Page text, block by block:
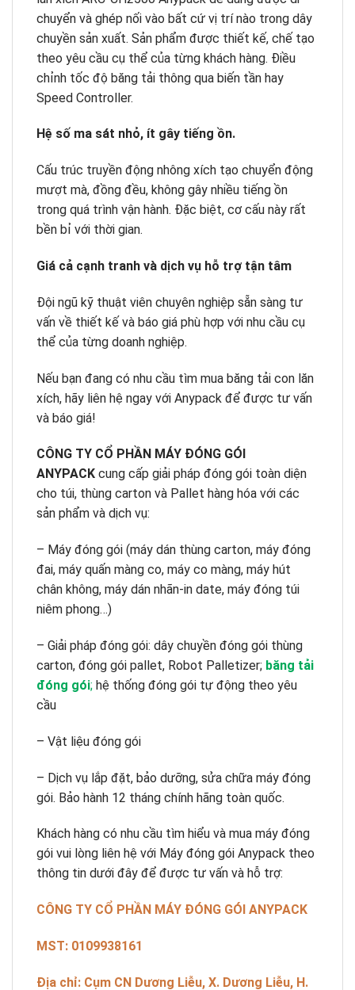
chuyển và ghép nối vào bất cứ vị trí nào trong dây
chuyền sản xuất. Sản phẩm được thiết kế, chế tạo
theo yêu cầu cụ thể của từng khách hàng. Điều
chỉnh tốc độ băng tải thông qua biến tần hay
Speed Controller.
Hệ số ma sát nhỏ, ít gây tiếng ồn.
Cấu trúc truyền động nhông xích tạo chuyển động
mượt mà, đồng đều, không gây nhiều tiếng ồn
trong quá trình vận hành. Đặc biệt, cơ cấu này rất
bền bỉ với thời gian.
Giá cả cạnh tranh và dịch vụ hỗ trợ tận tâm
Đội ngũ kỹ thuật viên chuyên nghiệp sẵn sàng tư
vấn về thiết kế và báo giá phù hợp với nhu cầu cụ
thể của từng doanh nghiệp.
Nếu bạn đang có nhu cầu tìm mua băng tải con lăn
xích, hãy liên hệ ngay với Anypack để được tư vấn
và báo giá!
CÔNG TY CỔ PHẦN MÁY ĐÓNG GÓI
ANYPACK cung cấp giải pháp đóng gói toàn diện
cho túi, thùng carton và Pallet hàng hóa với các
sản phẩm và dịch vụ:
– Máy đóng gói (máy dán thùng carton, máy đóng
đai, máy quấn màng co, máy co màng, máy hút
chân không, máy dán nhãn-in date, máy đóng túi
niêm phong…)
– Giải pháp đóng gói: dây chuyền đóng gói thùng
carton, đóng gói pallet, Robot Palletizer; băng tải
đóng gói; hệ thống đóng gói tự động theo yêu
cầu
– Vật liệu đóng gói
– Dịch vụ lắp đặt, bảo dưỡng, sửa chữa máy đóng
gói. Bảo hành 12 tháng chính hãng toàn quốc.
Khách hàng có nhu cầu tìm hiểu và mua máy đóng
gói vui lòng liên hệ với Máy đóng gói Anypack theo
thông tin dưới đây để được tư vấn và hỗ trợ:
CÔNG TY CỔ PHẦN MÁY ĐÓNG GÓI ANYPACK
MST: 0109938161
Địa chỉ: Cụm CN Dương Liễu, X. Dương Liễu, H.